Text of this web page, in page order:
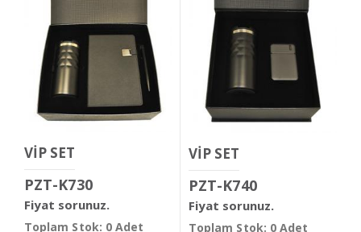
VİP SET
PZT-K730
Fiyat sorunuz.
Toplam Stok: 0 Adet
VİP SET
PZT-K740
Fiyat sorunuz.
Toplam Stok: 0 Adet